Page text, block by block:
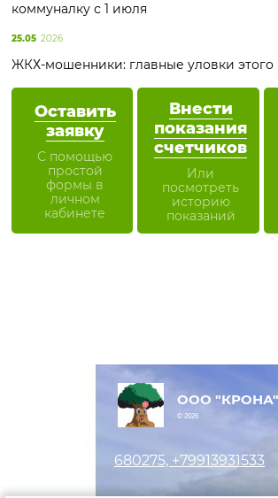
Оставить
заявку
С помощью
простой
формы в
личном
кабинете
Внести
показания
счетчиков
Или
посмотреть
историю
показаний
коммуналку с 1 июля
25.05 2026
ЖКХ-мошенники: главные уловки этого
ООО "КРОНА"
© 2026
680275, +79913931533